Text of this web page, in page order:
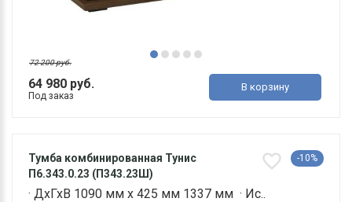
64 980 руб.
72 200 руб.
Под заказ
В корзину
Тумба комбинированная Тунис
П6.343.0.23 (П343.23Ш)
-10%
· ДхГхВ 1090 мм х 425 мм 1337 мм · Ис..